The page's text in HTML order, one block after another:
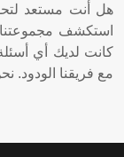
هل أنت مستعد
استكشف مجموعتنا
كانت لديك أي
مع فريقنا